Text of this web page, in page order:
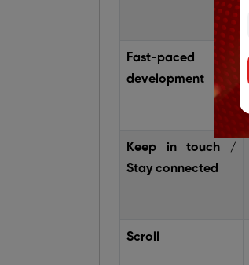
Fast-paced
development
Keep in touch /
Stay connected
Scroll